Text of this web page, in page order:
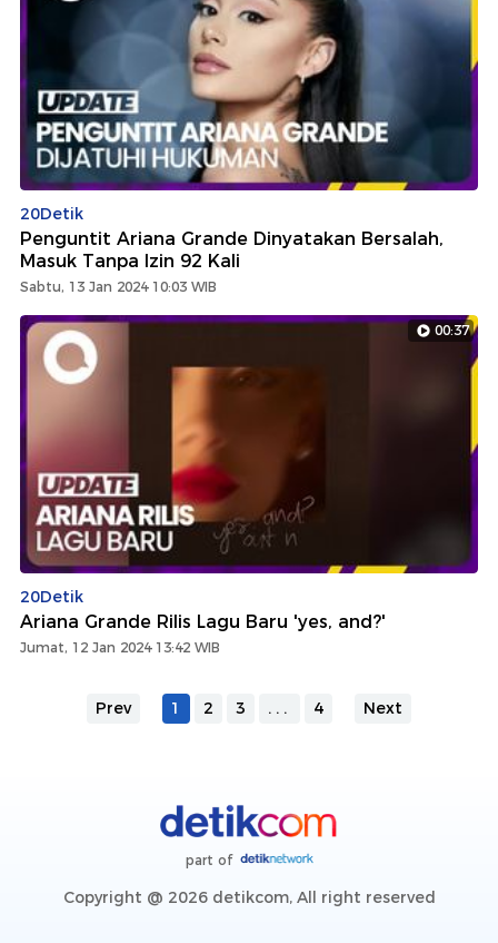
20Detik
Penguntit Ariana Grande Dinyatakan Bersalah,
Masuk Tanpa Izin 92 Kali
Sabtu, 13 Jan 2024 10:03 WIB
00:37
20Detik
Ariana Grande Rilis Lagu Baru 'yes, and?'
Jumat, 12 Jan 2024 13:42 WIB
Prev 1 2 3 ... 4 Next
part of
Copyright @ 2026 detikcom, All right reserved